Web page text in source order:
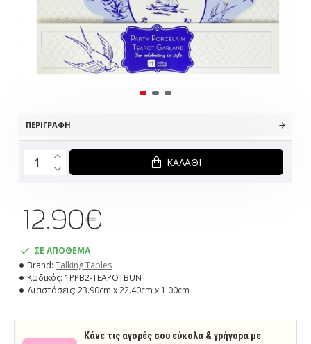
ΠΕΡΙΓΡΑΦΉ
ΣΕ ΑΠΟΘΕΜΑ
Brand: Talking Tables
Κωδικός: 1PPB2-TEAPOTBUNT
Διαστάσεις: 23.90cm x 22.40cm x 1.00cm
12.90€
ΚΑΛΆΘΙ
Κάνε τις αγορές σου εύκολα & γρήγορα με